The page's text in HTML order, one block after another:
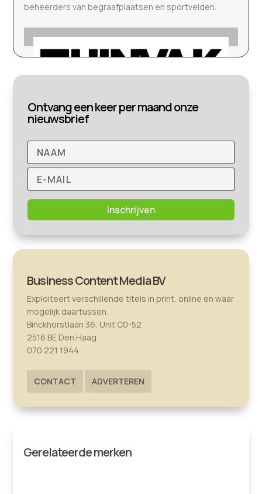
beheerders van begraafplaatsen en sportvelden.
Ontvang een keer per maand onze
nieuwsbrief
Inschrijven
Business Content Media BV
Exploiteert verschillende titels in print, online en waar
mogelijk daartussen.
Binckhorstlaan 36, Unit C0-52
2516 BE Den Haag
070 221 1944
CONTACT ADVERTEREN
Gerelateerde merken